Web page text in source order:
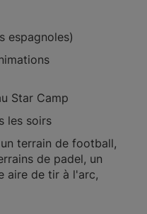
espagnoles)
Star Camp
les soirs
terrain de football,
de padel, un
aire de tir à l'arc,